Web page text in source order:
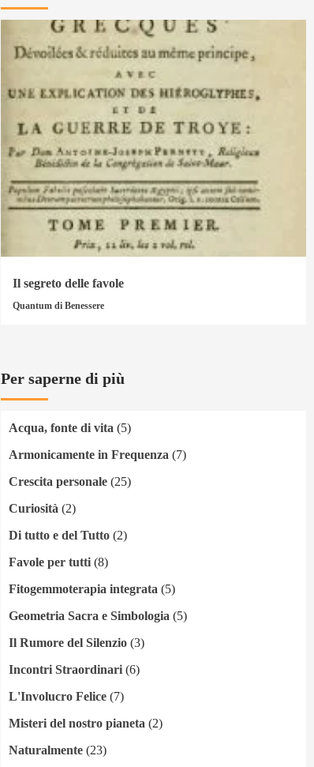
Il segreto delle favole
Quantum di Benessere
Per saperne di più
Acqua, fonte di vita(5)
Armonicamente in Frequenza(7)
Crescita personale(25)
Curiosità(2)
Di tutto e del Tutto(2)
Favole per tutti(8)
Fitogemmoterapia integrata(5)
Geometria Sacra e Simbologia(5)
Il Rumore del Silenzio(3)
Incontri Straordinari(6)
L'Involucro Felice(7)
Misteri del nostro pianeta(2)
Naturalmente(23)